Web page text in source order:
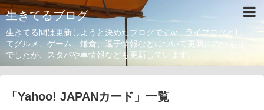
生きてるブログ
生きてる間は更新しようと決めたブログですw ライフログとし
てグルメ、ゲーム、鎌倉、逗子情報などについて更新。のつもり
でしたが、スタバや車情報なども更新しています。
「 Yahoo! JAPANカード 」 一覧